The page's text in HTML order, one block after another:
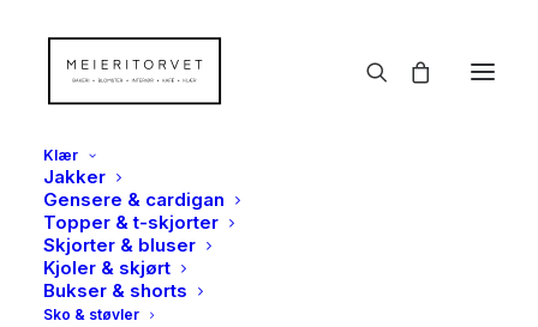
Klær
Jakker
Gensere & cardigan
Topper & t-skjorter
Skjorter & bluser
Kjoler & skjørt
Bukser & shorts
Sko & støvler